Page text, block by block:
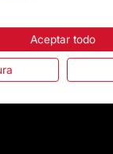
de
Aceptar todo